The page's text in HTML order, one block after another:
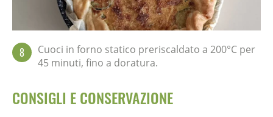
8
Cuoci in forno statico preriscaldato a 200°C per
45 minuti, fino a doratura.
CONSIGLI E CONSERVAZIONE